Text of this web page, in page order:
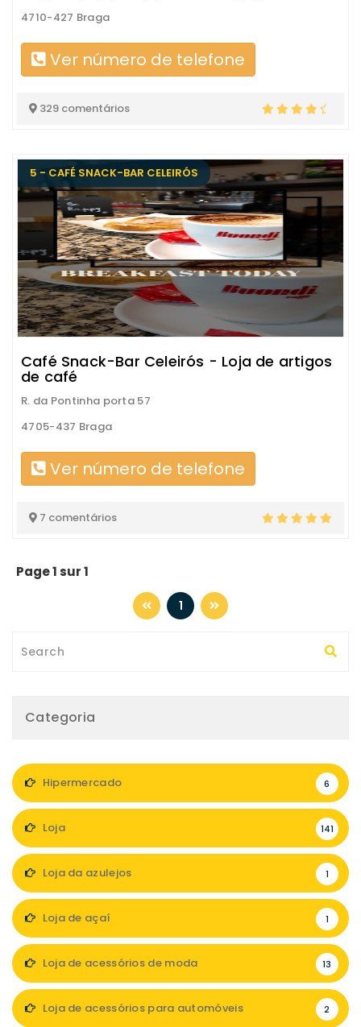
4710-427 Braga
Ver número de telefone
329 comentários
5 - CAFÉ SNACK-BAR CELEIRÓS
Café Snack-Bar Celeirós - Loja de artigos
de café
R. da Pontinha porta 57
4705-437 Braga
Ver número de telefone
7 comentários
Page 1 sur 1
1
Categoria
Hipermercado 6
Loja 141
Loja da azulejos 1
Loja de açaí 1
Loja de acessórios de moda 13
Loja de acessórios para automóveis 2